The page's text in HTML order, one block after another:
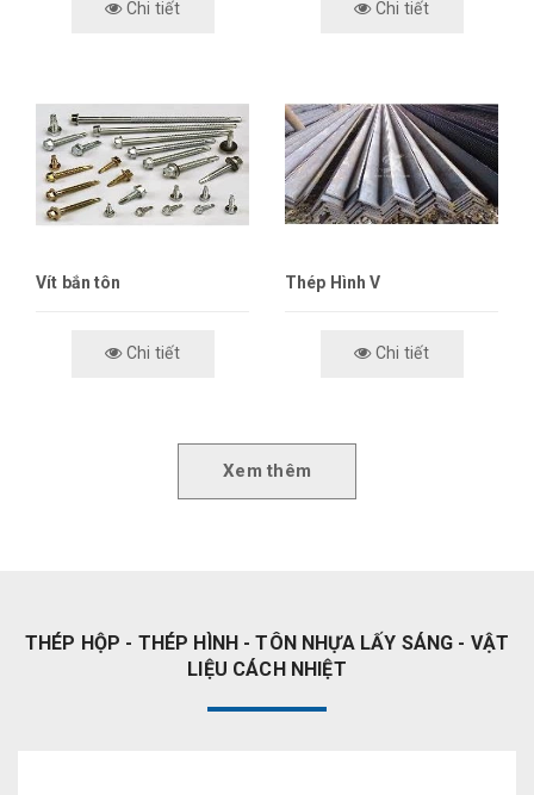
Chi tiết Chi tiết
Vít bắn tôn
Chi tiết
Thép Hình V
Chi tiết
Xem thêm
THÉP HỘP - THÉP HÌNH - TÔN NHỰA LẤY SÁNG - VẬT
LIỆU CÁCH NHIỆT